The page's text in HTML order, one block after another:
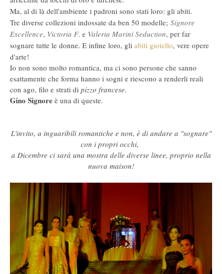
Ma, al di là dell'ambiente i padroni sono stati loro: gli abiti.
Tre diverse collezioni indossate da ben 50 modelle; Signore
Excellence, Victoria F. e Valeria Marini Seduction, per far
sognare tutte le donne. E infine loro, gli abiti gioiello, vere opere
d'arte!
Io non sono molto romantica, ma ci sono persone che sanno
esattamente che forma hanno i sogni e riescono a renderli reali
con ago, filo e strati di pizzo francese.
Gino Signore è una di queste.
L'invito, a inguaribili romantiche e non, è di andare a "sognare"
con i propri occhi,
a Dicembre ci sarà una mostra delle diverse linee, proprio nella
nuova maison!